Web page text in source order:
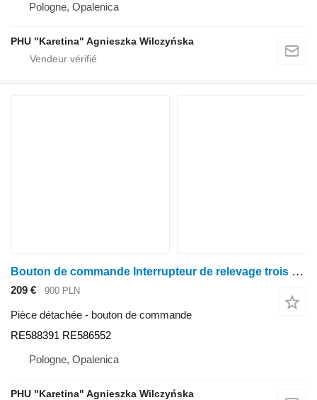
Pologne, Opalenica
PHU "Karetina" Agnieszka Wilczyńska
Bouton de commande Interrupteur de relevage trois points arrière RE588391 pour tracteur à roues John Deere seria 6000 7000 8000 R
209 € 900 PLN
Pièce détachée - bouton de commande
RE588391 RE586552
Pologne, Opalenica
PHU "Karetina" Agnieszka Wilczyńska